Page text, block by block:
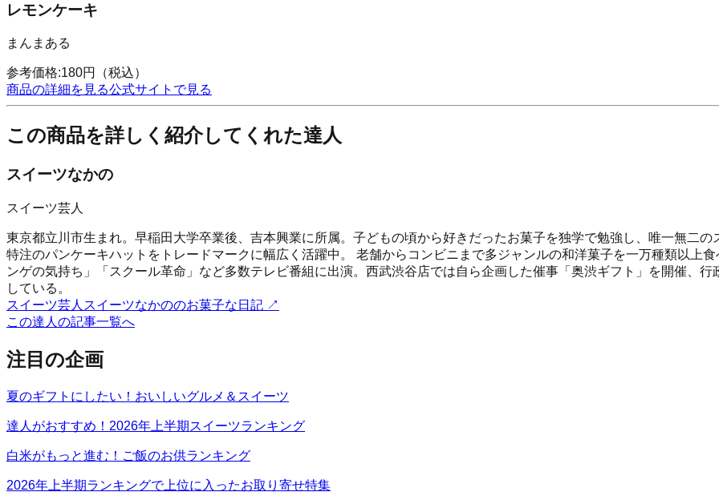
レモンケーキ
まんまある
参考価格:180円
（税込）
商品の詳細を見る公式サイトで見る
この商品を詳しく紹介してくれた達人
スイーツなかの
スイーツ芸人
東京都立川市生まれ。早稲田大学卒業後、吉本興業に所属。子どもの頃から好きだったお菓子を独学で勉強し、唯一無二の
特注のパンケーキハットをトレードマークに幅広く活躍中。 老舗からコンビニまで多ジャンルの和洋菓子を一万種類以上
ンゲの気持ち」「スクール革命」など多数テレビ番組に出演。西武渋谷店では自ら企画した催事「奥渋ギフト」を開催、
している。
スイーツ芸人スイーツなかののお菓子な日記 ↗
この達人の記事一覧へ
注目の企画
夏のギフトにしたい！おいしいグルメ＆スイーツ
達人がおすすめ！2026年上半期スイーツランキング
白米がもっと進む！ご飯のお供ランキング
2026年上半期ランキングで上位に入ったお取り寄せ特集